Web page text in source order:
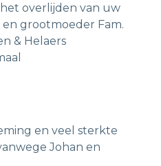
overlijden van uw
grootmoeder Fam.
& Helaers
en veel sterkte
Johan en